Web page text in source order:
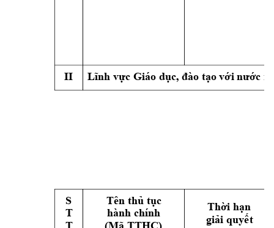
II Lĩnh vực Giáo dục, đào tạo với nước
S
T
Tên thủ tục
hành chính
Thời hạn
giải quyết